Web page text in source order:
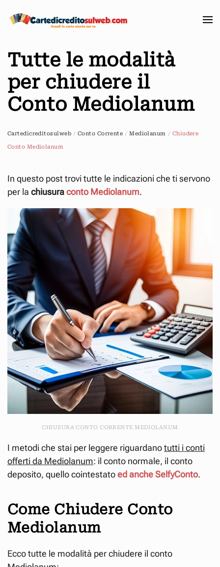
Passa
contenuto
principale
Tutte le modalità
per chiudere il
Conto Mediolanum
Cartedicreditosulweb Conto Corrente Mediolanum Chiudere
Conto Mediolanum
In questo post trovi tutte le indicazioni che ti servono
per la chiusuraconto Mediolanum.
CHIUSURA CONTO CORRENTE MEDIOLANUM
I metodi che stai per leggere riguardanotutti i conti
offerti da Mediolanum: il conto normale, il conto
deposito, quello cointestatoed anche SelfyConto.
Come Chiudere Conto
Mediolanum
Ecco tutte le modalità per chiudere il conto